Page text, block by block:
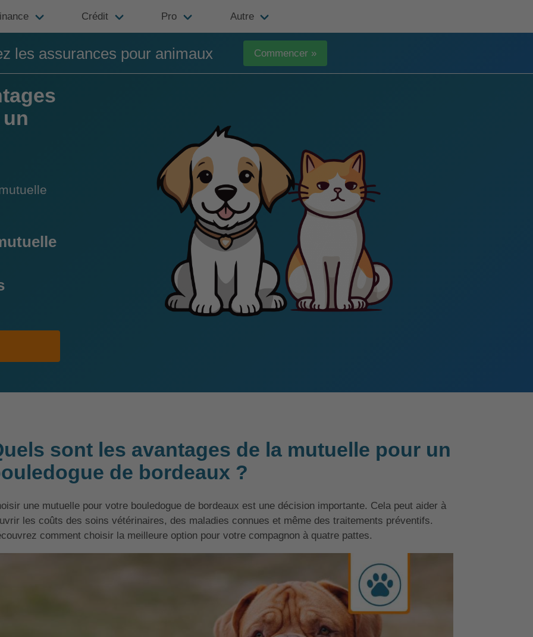
Crédit Pro Autre
les assurances pour animaux Commencer »
sont les avantages de la mutuelle pour un
de bordeaux ?
une mutuelle pour votre bouledogue de bordeaux est une décision importante. Cela peut aider à
les coûts des soins vétérinaires, des maladies connues et même des traitements préventifs.
comment choisir la meilleure option pour votre compagnon à quatre pattes.